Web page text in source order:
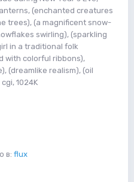
(enchanted creatures
trees), (a magnificent snow-
swirling), (sparkling
in a traditional folk
with colorful ribbons),
(dreamlike realism), (oil
1024K
в: flux